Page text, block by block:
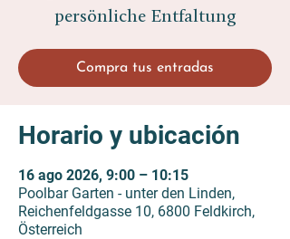
persönliche Entfaltung
Compra tus entradas
Horario y ubicación
16 ago 2026, 9:00 – 10:15
Poolbar Garten - unter den Linden,
Reichenfeldgasse 10, 6800 Feldkirch,
Österreich